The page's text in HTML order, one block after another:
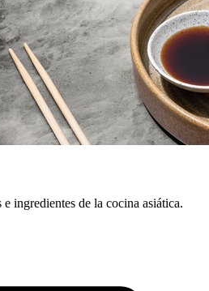
ingredientes de la cocina asiática.